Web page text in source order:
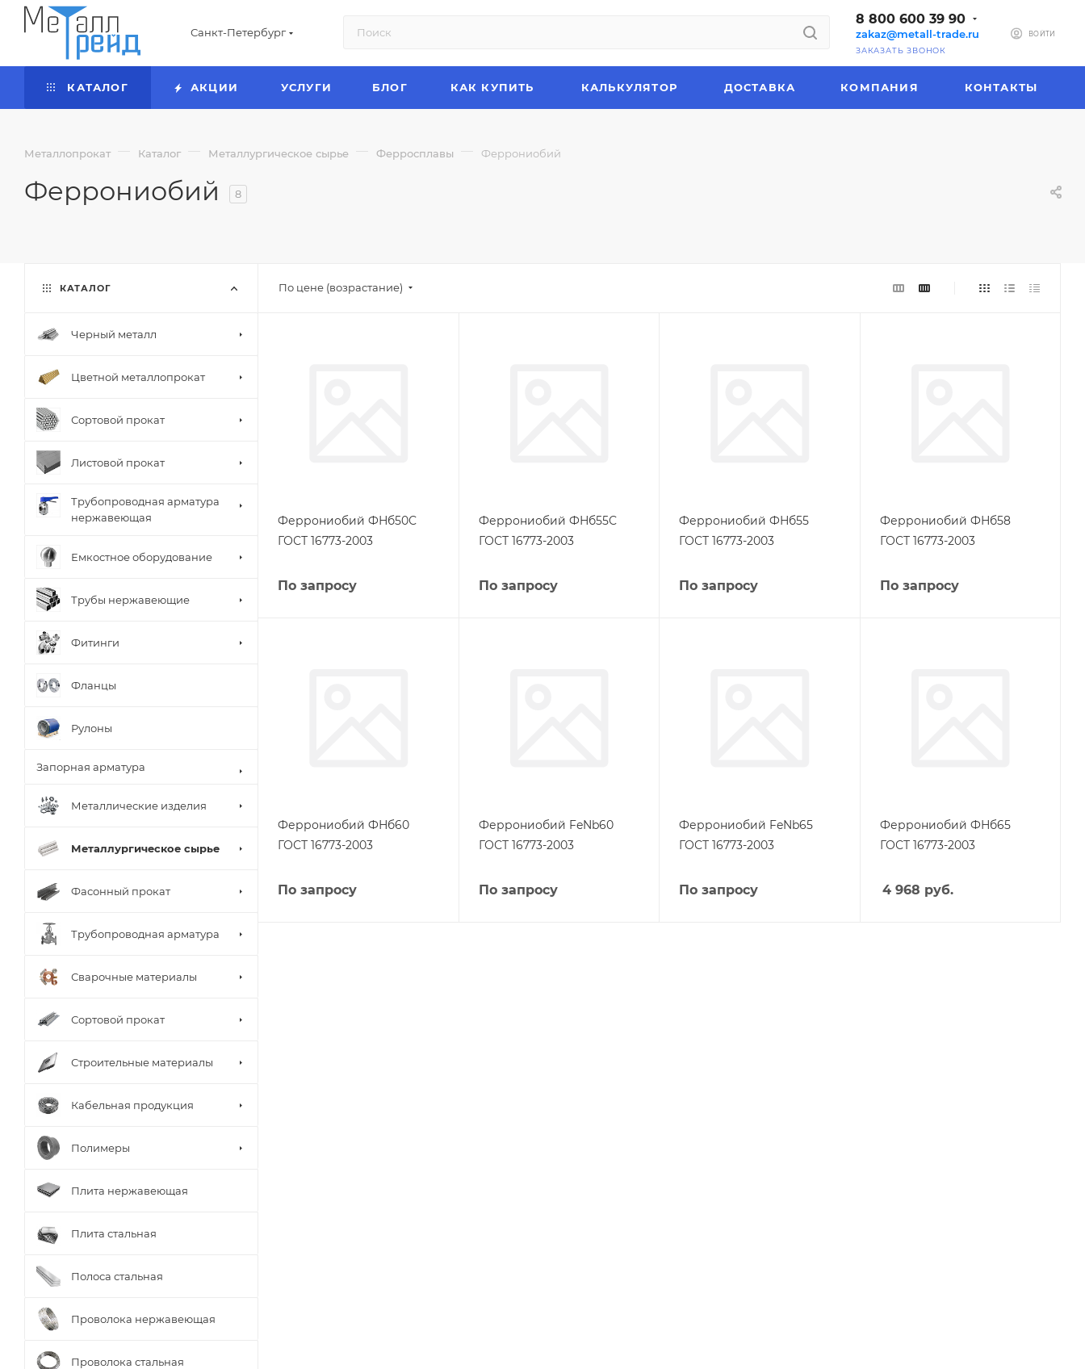
Санкт-Петербург
8 800 600 39 90
zakaz@metall-trade.ru
ЗАКАЗАТЬ ЗВОНОК
ВОЙТИ
КАТАЛОГ АКЦИИ УСЛУГИ БЛОГ КАК КУПИТЬ КАЛЬКУЛЯТОР ДОСТАВКА КОМПАНИЯ КОНТАКТЫ
Металлопрокат — Каталог — Металлургическое сырье — Ферросплавы — Феррониобий
Феррониобий 8
По цене (возрастание)
Феррониобий ФНб50С
ГОСТ 16773-2003
По запросу
Феррониобий ФНб55С
ГОСТ 16773-2003
По запросу
Феррониобий ФНб55
ГОСТ 16773-2003
По запросу
Феррониобий ФНб58
ГОСТ 16773-2003
По запросу
Феррониобий ФНб60
ГОСТ 16773-2003
По запросу
Феррониобий FeNb60
ГОСТ 16773-2003
По запросу
Феррониобий FeNb65
ГОСТ 16773-2003
По запросу
Феррониобий ФНб65
ГОСТ 16773-2003
4 968 руб.
КАТАЛОГ
Черный металл
Цветной металлопрокат
Сортовой прокат
Листовой прокат
Трубопроводная арматура
нержавеющая
Емкостное оборудование
Трубы нержавеющие
Фитинги
Фланцы
Рулоны
Запорная арматура
Металлические изделия
Металлургическое сырье
Фасонный прокат
Трубопроводная арматура
Сварочные материалы
Сортовой прокат
Строительные материалы
Кабельная продукция
Полимеры
Плита нержавеющая
Плита стальная
Полоса стальная
Проволока нержавеющая
Проволока стальная